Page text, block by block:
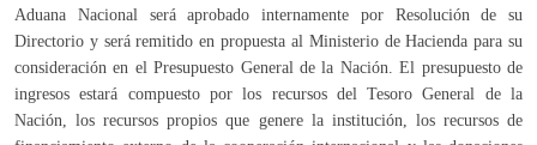
Aduana Nacional será aprobado internamente por Resolución de su
Directorio y será remitido en propuesta al Ministerio de Hacienda para su
consideración en el Presupuesto General de la Nación. El presupuesto de
ingresos estará compuesto por los recursos del Tesoro General de la
Nación, los recursos propios que genere la institución, los recursos de